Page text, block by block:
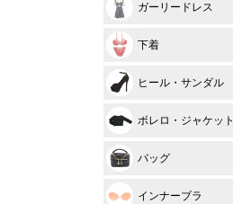
ガーリードレス
下着
ヒール・サンダル
ボレロ・ジャケット
バッグ
インナーブラ